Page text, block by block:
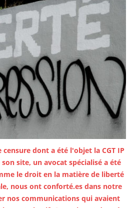
dont a été l'objet la CGT IP
site, un avocat spécialisé a été
le droit en la matière de liberté
nous ont conforté.es dans notre
nos communications qui avaient